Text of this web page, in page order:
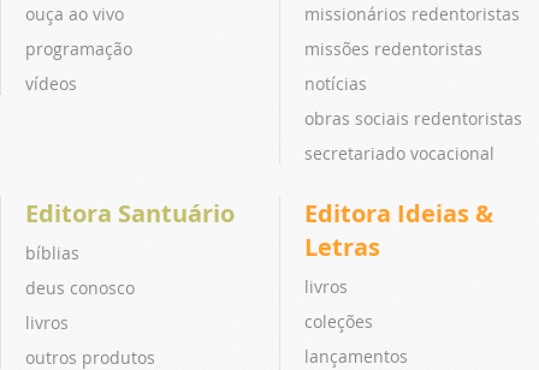
ouça ao vivo
programação
vídeos
missionários redentoristas
missões redentoristas
notícias
obras sociais redentoristas
secretariado vocacional
Editora Santuário
bíblias
deus conosco
livros
outros produtos
Editora Ideias &
Letras
livros
coleções
lançamentos